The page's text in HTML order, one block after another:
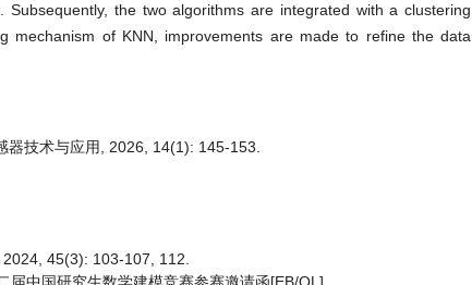
the two algorithms are integrated with a clustering
mechanism of KNN, improvements are made to refine the data
技术与应用, 2026, 14(1): 145-153.
45(3): 103-107, 112.